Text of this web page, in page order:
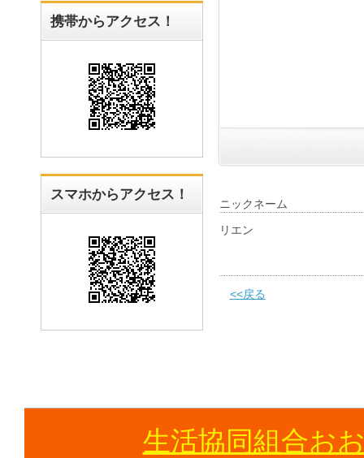
携帯からアクセス！
スマホからアクセス！
ニックネーム
リエン
<<戻る
生活協同組合お